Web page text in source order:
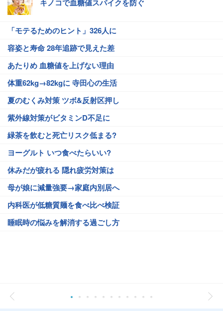
キノコで血糖値スパイクを防ぐ
「モテるためのヒント」326人に
容姿と寿命 28年追跡で見えた差
あたりめ 血糖値を上げない理由
体重62kg→82kgに 寺田心の生活
夏のむくみ対策 ツボ&反射区押し
紫外線対策がビタミンD不足に
緑茶を飲むと死亡リスク低まる?
ヨーグルト いつ食べたらいい?
休みだが疲れる 隠れ疲労対策は
母が娘に減量強要→家庭内別居へ
内科医が低糖質麺を食べ比べ検証
睡眠時の悩みを解消する過ごし方